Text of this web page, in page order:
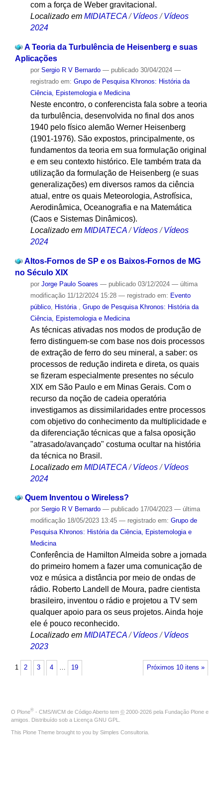
com a força de Weber gravitacional.
Localizado em MIDIATECA /Vídeos /Vídeos
2024
A Teoria da Turbulência de Heisenberg e suas
Aplicações
por Sergio R V Bernardo — publicado30/04/2024 —
registrado em: Grupo de Pesquisa Khronos: História da
Ciência, Epistemologia e Medicina
Neste encontro, o conferencista fala sobre a teoria
da turbulência, desenvolvida no final dos anos
1940 pelo físico alemão Werner Heisenberg
(1901-1976). São expostos, principalmente, os
fundamentos da teoria em sua formulação original
e em seu contexto histórico. Ele também trata da
utilização da formulação de Heisenberg (e suas
generalizações) em diversos ramos da ciência
atual, entre os quais Meteorologia, Astrofísica,
Aerodinâmica, Oceanografia e na Matemática
(Caos e Sistemas Dinâmicos).
Localizado em MIDIATECA /Vídeos /Vídeos
2024
Altos-Fornos de SP e os Baixos-Fornos de MG
no Século XIX
por Jorge Paulo Soares — publicado03/12/2024 — última
modificação11/12/2024 15:28 — registrado em: Evento
público, História
Grupo de Pesquisa Khronos: História da
Ciência, Epistemologia e Medicina
As técnicas ativadas nos modos de produção de
ferro distinguem-se com base nos dois processos
de extração de ferro do seu mineral, a saber: os
processos de redução indireta e direta, os quais
se fizeram especialmente presentes no século
XIX em São Paulo e em Minas Gerais. Com o
recurso da noção de cadeia operatória
investigamos as dissimilaridades entre processos
com objetivo do conhecimento da multiplicidade e
da diferenciação técnicas que a falsa oposição
"atrasado/avançado" costuma ocultar na história
da técnica no Brasil.
Localizado em MIDIATECA /Vídeos /Vídeos
2024
Quem Inventou o Wireless?
por Sergio R V Bernardo — publicado17/04/2023 — última
modificação18/05/2023 13:45 — registrado em: Grupo de
Pesquisa Khronos: História da Ciência, Epistemologia e
Medicina
Conferência de Hamilton Almeida sobre a jornada
do primeiro homem a fazer uma comunicação de
voz e música a distância por meio de ondas de
rádio. Roberto Landell de Moura, padre cientista
brasileiro, inventou o rádio e projetou a TV sem
qualquer apoio para os seus projetos. Ainda hoje
ele é pouco reconhecido.
Localizado em MIDIATECA /Vídeos /Vídeos
2023
Próximos 10 itens »
1 2 3 4 … 19
O Plone® - CMS/WCM de Código Aberto tem © 2000-2026 pela Fundação Plone e
amigos. Distribuído sob a Licença GNU GPL
This Plone Theme brought to you by Simples Consultoria